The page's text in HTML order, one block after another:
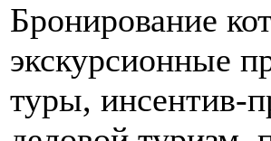
Бронирование
экскурсионные
туры, инсентив-